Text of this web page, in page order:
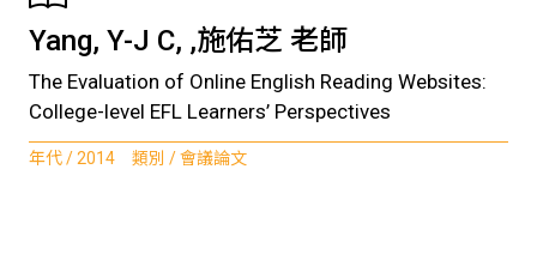
Yang, Y-J C, ,施佑芝 老師
The Evaluation of Online English Reading Websites:
College-level EFL Learners’ Perspectives
年代 / 2014 類別 / 會議論文